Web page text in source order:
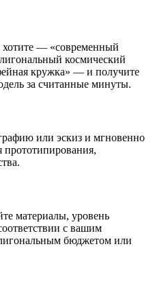
— «современный
космический
кружка» — и получите
за считанные минуты.
или эскиз и мгновенно
прототипирования,
материалы, уровень
с вашим
бюджетом или